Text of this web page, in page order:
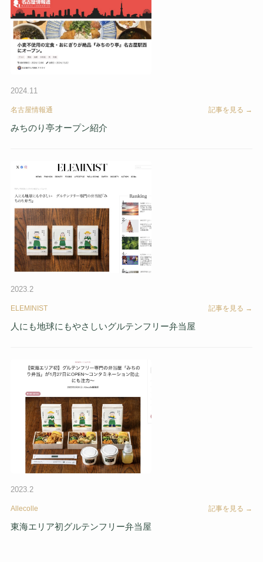
2024.11
名古屋情報通
みちのり亭オープン紹介
記事を見る →
2023.2
ELEMINIST
人にも地球にもやさしいグルテンフリー弁当屋
記事を見る →
2023.2
Allecolle
東海エリア初グルテンフリー弁当屋
記事を見る →